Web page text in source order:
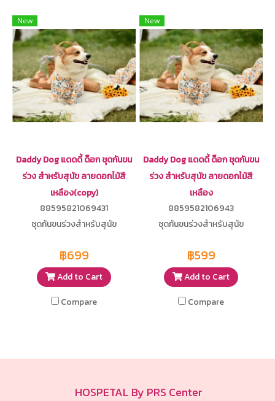
New
Daddy Dog แดดดี้ ด็อก ชุดกันขน
ร่วง สำหรับสุนัข ลายดอกไม้สี
เหลือง(copy)
88595821069431
ชุดกันขนร่วงสำหรับสุนัข
฿699
Add to Cart
Compare
New
Daddy Dog แดดดี้ ด็อก ชุดกันขน
ร่วง สำหรับสุนัข ลายดอกไม้สี
เหลือง
8859582106943
ชุดกันขนร่วงสำหรับสุนัข
฿599
Add to Cart
Compare
HOSPETAL By PRS Center